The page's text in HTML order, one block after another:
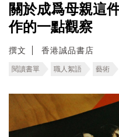
關於成爲母親這
作的一點觀察
撰文 香港誠品書店
閱讀書單 職人絮語 藝術